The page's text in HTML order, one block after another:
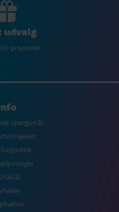
udvalg
produkter
spørgsmål